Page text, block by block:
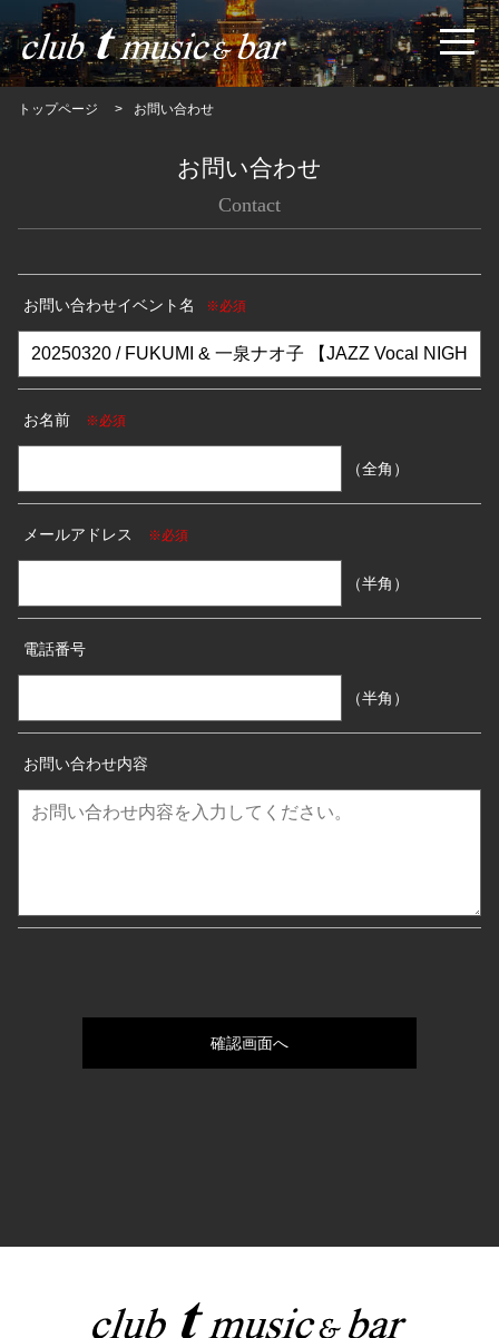
トップページ お問い合わせ
お問い合わせ
Contact
お問い合わせイベント名 ※必須
お名前 ※必須
（全角）
メールアドレス ※必須
（半角）
電話番号
（半角）
お問い合わせ内容